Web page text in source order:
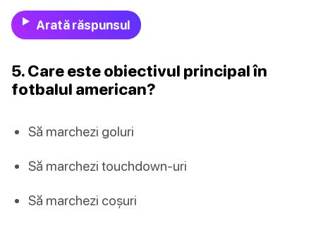
Arată răspunsul
5. Care este obiectivul principal în
fotbalul american?
Să marchezi goluri
Să marchezi touchdown-uri
Să marchezi coșuri